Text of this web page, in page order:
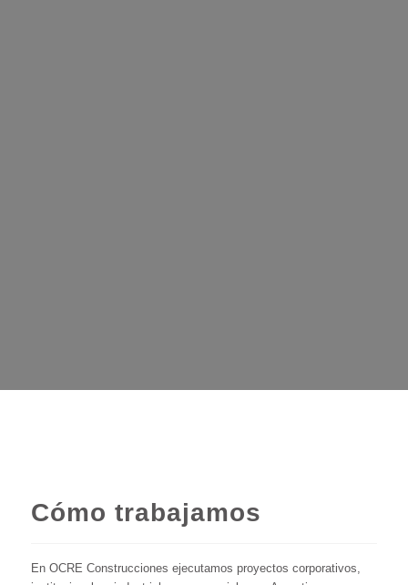
Cómo trabajamos
En OCRE Construcciones ejecutamos proyectos corporativos,